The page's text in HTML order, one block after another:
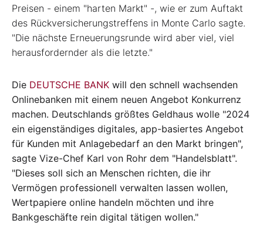
Preisen - einem "harten Markt" -, wie er zum Auftakt
des Rückversicherungstreffens in Monte Carlo sagte.
"Die nächste Erneuerungsrunde wird aber viel, viel
herausfordernder als die letzte."
Die DEUTSCHE BANK will den schnell wachsenden
Onlinebanken mit einem neuen Angebot Konkurrenz
machen. Deutschlands größtes Geldhaus wolle "2024
ein eigenständiges digitales, app-basiertes Angebot
für Kunden mit Anlagebedarf an den Markt bringen",
sagte Vize-Chef Karl von Rohr dem "Handelsblatt".
"Dieses soll sich an Menschen richten, die ihr
Vermögen professionell verwalten lassen wollen,
Wertpapiere online handeln möchten und ihre
Bankgeschäfte rein digital tätigen wollen."